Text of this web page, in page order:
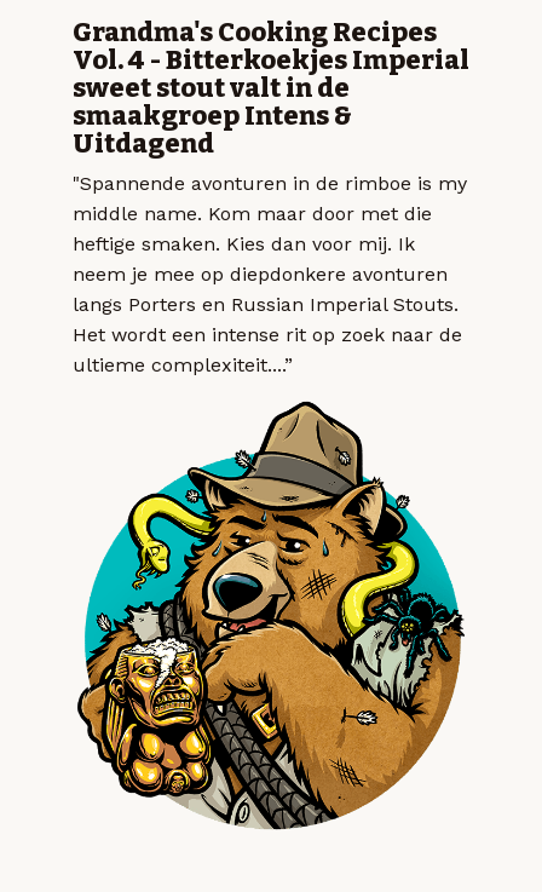
Grandma's Cooking Recipes
Vol. 4 - Bitterkoekjes Imperial
sweet stout valt in de
smaakgroep Intens &
Uitdagend
"Spannende avonturen in de rimboe is my
middle name. Kom maar door met die
heftige smaken. Kies dan voor mij. Ik
neem je mee op diepdonkere avonturen
langs Porters en Russian Imperial Stouts.
Het wordt een intense rit op zoek naar de
ultieme complexiteit....”